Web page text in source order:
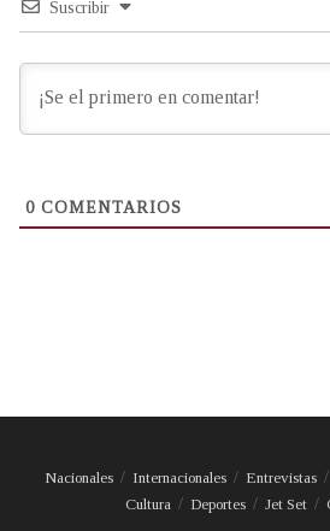
Suscribir
0 COMENTARIOS
Nacionales Internacionales Entrevistas
Cultura
Deportes Jet Set